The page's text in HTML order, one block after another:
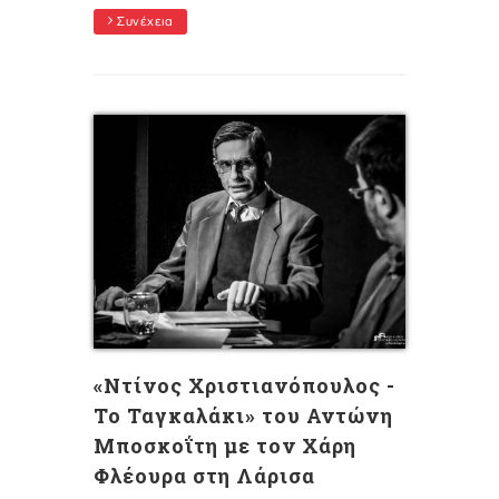
Συνέχεια
«Ντίνος Χριστιανόπουλος -
Το Ταγκαλάκι» του Αντώνη
Μποσκοΐτη με τον Χάρη
Φλέουρα στη Λάρισα